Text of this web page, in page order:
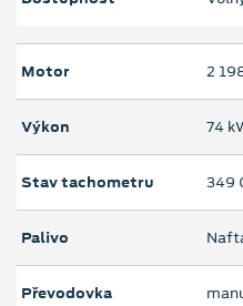
Motor 2
Výkon 74
Stav tachometru 349
Palivo
Převodovka